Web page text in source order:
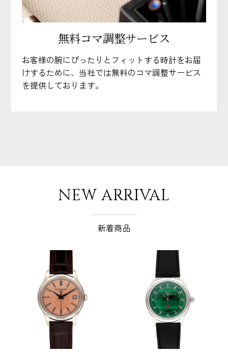
無料コマ調整サービス
お客様の腕にぴったりとフィットする時計をお届
けするために、当社では無料のコマ調整サービス
を提供しております。
NEW ARRIVAL
新着商品